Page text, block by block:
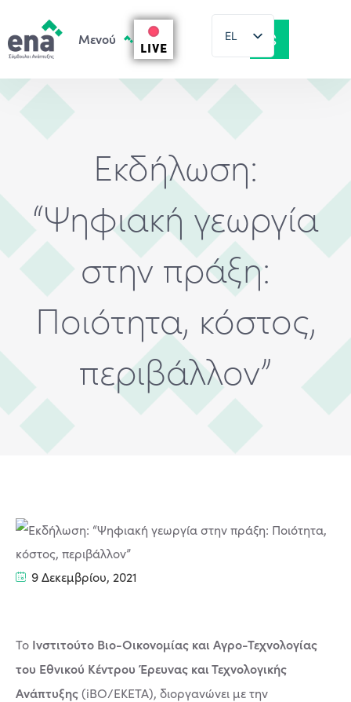
LIVE
EL
EN
Εκδήλωση:
“Ψηφιακή γεωργία
στην πράξη:
Ποιότητα, κόστος,
περιβάλλον”
9 Δεκεμβρίου, 2021
Το Ινστιτούτο Βιο-Οικονομίας και Αγρο-Τεχνολογίας
του Εθνικού Κέντρου Έρευνας και Τεχνολογικής
Ανάπτυξης(iBO/EKETA), διοργανώνει με την